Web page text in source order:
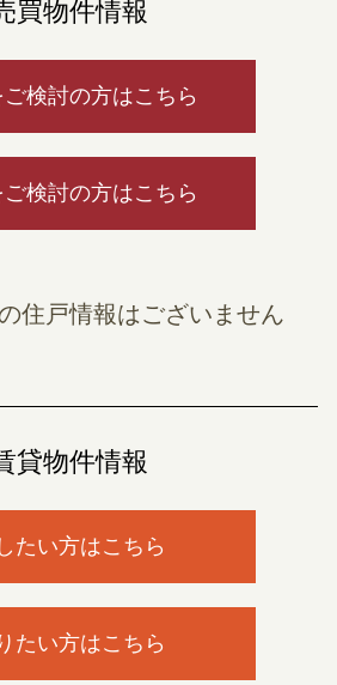
買物件情報
検討の方はこちら
検討の方はこちら
住戸情報はございません
貸物件情報
たい方はこちら
たい方はこちら